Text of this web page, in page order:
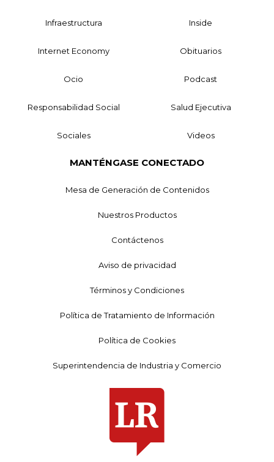
Infraestructura Inside
Internet Economy Obituarios
Ocio Podcast
Responsabilidad Social Salud Ejecutiva
Sociales Videos
MANTÉNGASE CONECTADO
Mesa de Generación de Contenidos
Nuestros Productos
Contáctenos
Aviso de privacidad
Términos y Condiciones
Política de Tratamiento de Información
Política de Cookies
Superintendencia de Industria y Comercio